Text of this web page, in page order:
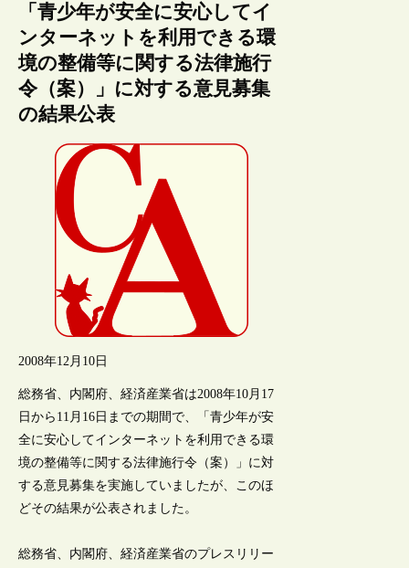
「青少年が安全に安心してイ
ンターネットを利用できる環
境の整備等に関する法律施行
令（案）」に対する意見募集
の結果公表
2008年12月10日
総務省、内閣府、経済産業省は2008年10月17
日から11月16日までの期間で、「青少年が安
全に安心してインターネットを利用できる環
境の整備等に関する法律施行令（案）」に対
する意見募集を実施していましたが、このほ
どその結果が公表されました。
総務省、内閣府、経済産業省のプレスリリー